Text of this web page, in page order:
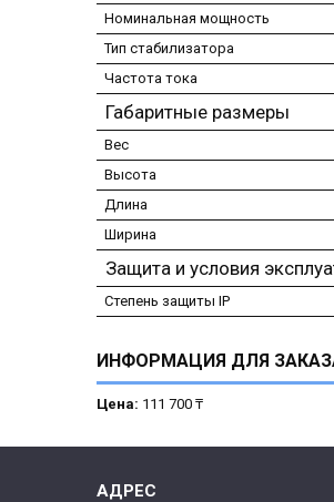
Номинальная мощность
Тип стабилизатора
Частота тока
Габаритные размеры
Вес
Высота
Длина
Ширина
Защита и условия
Степень защиты IP
ИНФОРМАЦИЯ ДЛЯ
Цена: 111 700 ₸